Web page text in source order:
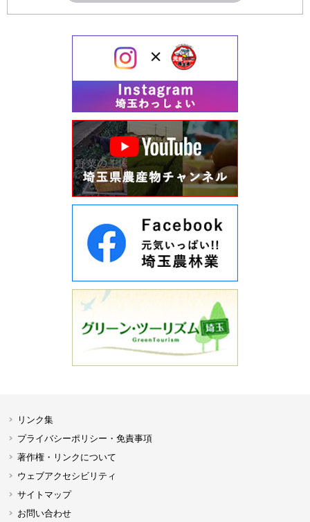
リンク集
プライバシーポリシー・免責事項
著作権・リンクについて
ウェブアクセシビリティ
サイトマップ
お問い合わせ